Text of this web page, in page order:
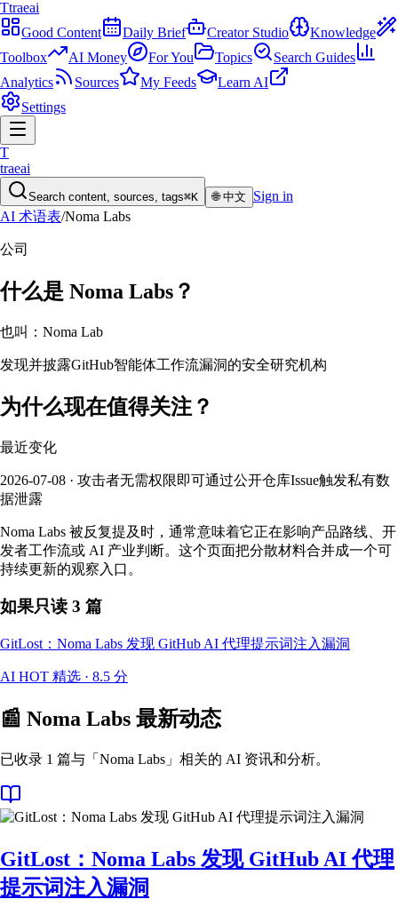
Ttraeai
Good Content
Daily Brief Creator Studio
Knowledge
Toolbox
AI Money For You Topics
Search Guides
Analytics
Sources My Feeds
Learn AI
Settings
T
traeai
Search content, sources, tags⌘K 🌐中文
Sign in
AI 术语表/Noma Labs
公司
什么是 Noma Labs ？
也叫： Noma Lab
发现并披露GitHub智能体工作流漏洞的安全研究机构
为什么现在值得关注？
最近变化
2026-07-08 · 攻击者无需权限即可通过公开仓库Issue触发私有数
据泄露
Noma Labs 被反复提及时，通常意味着它正在影响产品路线、开
发者工作流或 AI 产业判断。这个页面把分散材料合并成一个可
持续更新的观察入口。
如果只读 3 篇
GitLost：Noma Labs 发现 GitHub AI 代理提示词注入漏洞
AI HOT 精选 · 8.5 分
📰 Noma Labs 最新动态
已收录 1 篇与「Noma Labs」相关的 AI 资讯和分析。
GitLost：Noma Labs 发现 GitHub AI 代理
提示词注入漏洞